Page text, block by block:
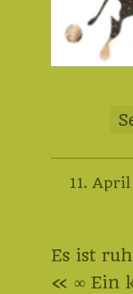
11.
Es ist
« ∞ Ein